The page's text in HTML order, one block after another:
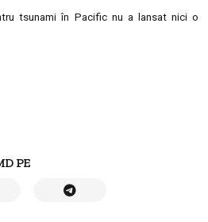
tsunami în Pacific nu a lansat nici o
PE